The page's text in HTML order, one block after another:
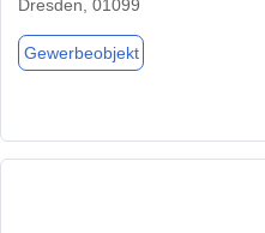
Dresden, 01099
Gewerbeobjekt